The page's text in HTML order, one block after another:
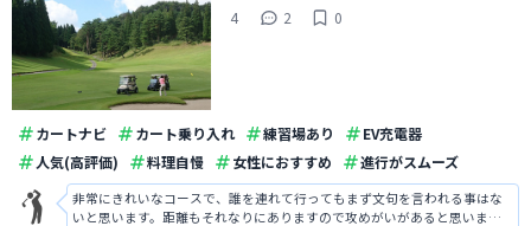
4
2 0
カートナビ カート乗り入れ 練習場あり
EV充電器
人気(高評価)
料理自慢 女性におすすめ 進行がスムーズ
非常にきれいなコースで、誰を連れて行ってもまず文句を言われる事はな
いと思います。距離もそれなりにありますので攻めがいがあると思いまし